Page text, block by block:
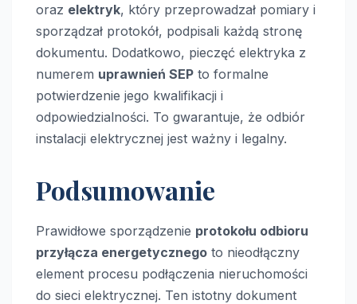
oraz elektryk, który przeprowadzał pomiary i
sporządzał protokół, podpisali każdą stronę
dokumentu. Dodatkowo, pieczęć elektryka z
numerem uprawnień SEP to formalne
potwierdzenie jego kwalifikacji i
odpowiedzialności. To gwarantuje, że odbiór
instalacji elektrycznej jest ważny i legalny.
Podsumowanie
Prawidłowe sporządzenie protokołu odbioru
przyłącza energetycznego to nieodłączny
element procesu podłączenia nieruchomości
do sieci elektrycznej. Ten istotny dokument